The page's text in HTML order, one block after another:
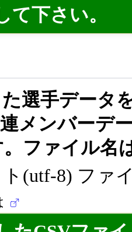
て下さい。
選手データ
メンバーデ
ファイル名
(utf-8) ファ